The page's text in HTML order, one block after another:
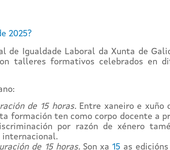
2025?
de Igualdade Laboral da Xunta de
talleres formativos celebrados en
de 15 horas.Entre xaneiro e xuño
formación ten como corpo docente a
por razón de xénero
internacional.
de 15 horas.Son xa 15 as